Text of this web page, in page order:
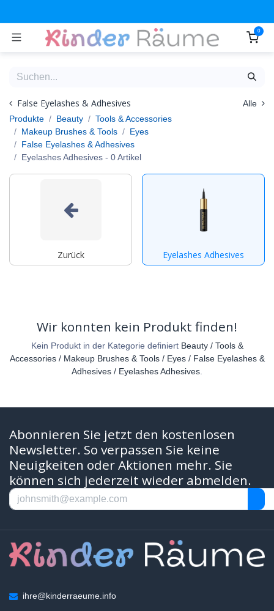
0
False Eyelashes & Adhesives
Alle
Produkte
Beauty
Tools & Accessories
Makeup Brushes & Tools
Eyes
False Eyelashes & Adhesives
Eyelashes Adhesives - 0 Artikel
Zurück Eyelashes Adhesives
Wir konnten kein Produkt finden!
Kein Produkt in der Kategorie definiert Beauty / Tools &
Accessories / Makeup Brushes & Tools / Eyes / False Eyelashes &
Adhesives / Eyelashes Adhesives
Abonnieren Sie jetzt den kostenlosen
Newsletter. So verpassen Sie keine
Neuigkeiten oder Aktionen mehr. Sie
können sich jederzeit wieder abmelden.
ihre@kinderraeume.info